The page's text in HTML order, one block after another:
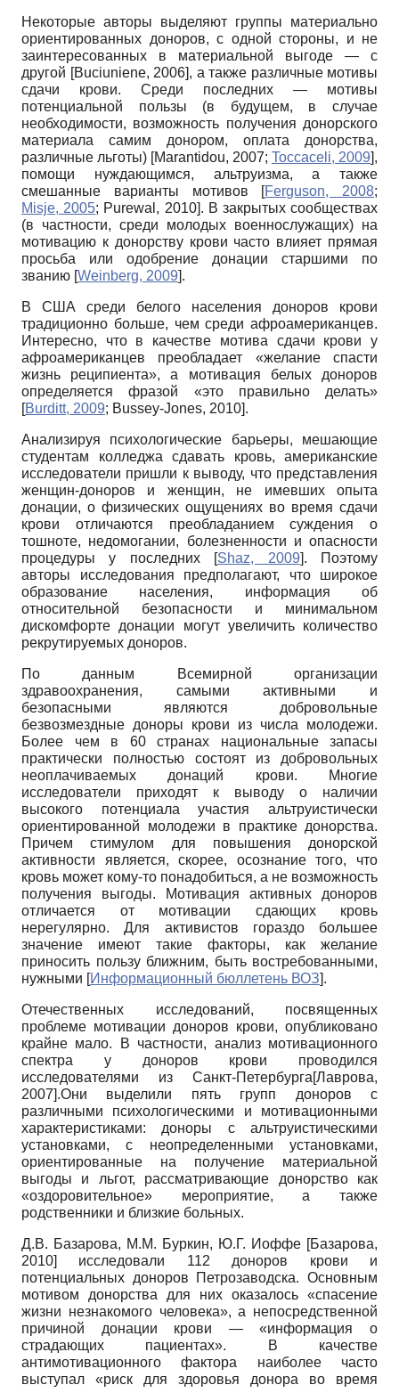
Некоторые авторы выделяют группы материально
ориентированных доноров, с одной стороны, и не
заинтересованных в материальной выгоде — с
другой [Buciuniene, 2006], а также различные мотивы
сдачи крови. Среди последних — мотивы
потенциальной пользы (в будущем, в случае
необходимости, возможность получения донорского
материала самим донором, оплата донорства,
различные льготы) [Marantidou, 2007; Toccaceli, 2009],
помощи нуждающимся, альтруизма, а также
смешанные варианты мотивов
[Ferguson, 2008;
Misje, 2005; Purewal, 2010]. В закрытых сообществах
(в частности, среди молодых военнослужащих) на
мотивацию к донорству крови часто влияет прямая
просьба или одобрение донации старшими по
званию [Weinberg, 2009].
В США среди белого населения доноров крови
традиционно больше, чем среди афроамериканцев.
Интересно, что в качестве мотива сдачи крови у
афроаме­риканцев преобладает «желание спасти
жизнь реципиента», а мотивация белых доноров
определяется фразой «это правильно делать»
[Burditt, 2009; Bussey-Jones, 2010].
Анализируя психологические барьеры, мешающие
студентам колледжа сдавать кровь, американские
исследователи пришли к выводу, что представления
женщин-доноров и женщин, не имевших опыта
донации, о физических ощущениях во время сдачи
крови отличаются преобладанием суждения о
тошноте, недомогании, болезненности и опасности
процедуры у последних
[Shaz, 2009]. Поэтому
авторы исследования предполагают, что широкое
образование населения, информация об
относительной безопасности и минимальном
дискомфорте донации могут увеличить количество
рекрутиру­емых доноров.
По данным Всемирной организации
здравоохранения, самыми активными и
безопасными являются добровольные
безвозмездные доноры крови из числа молодежи.
Более чем в 60 странах национальные запасы
практически полностью состоят из добровольных
неоплачиваемых донаций крови. Многие
исследователи приходят к выводу о наличии
высокого потенциала участия альтруистически
ориентированной молодежи в практике донорства.
Причем стимулом для повышения донорской
активности является, скорее, осознание того, что
кровь может кому-то понадобиться, а не возможность
получения выгоды. Мотивация активных доноров
отличается от мотивации сдающих кровь
нерегулярно. Для активистов гораздо большее
значение имеют такие факторы, как желание
приносить пользу ближним, быть востребованными,
нужными [Информационный бюллетень ВОЗ].
Отечественных исследований, посвященных
проблеме мотивации доноров крови, опубликовано
крайне мало. В частности, анализ мотивационного
спектра у доноров крови проводился
исследователями из Санкт-Петербурга[Лаврова,
2007].Они выделили пять групп доноров с
различными психологическими и моти­вационными
характеристиками: доноры с альтруистическими
установками, с неопределенными установками,
ориентированные на получение материальной
выгоды и льгот, рассматривающие донорство как
«оздоровительное» мероприятие, а также
родственники и близкие больных.
Д.В. Базарова, М.М. Буркин, Ю.Г. Иоффе [Базарова,
2010]
исследовали 112 доноров крови и
потенциальных доноров Петрозаводска. Основным
мотивом донорства для них оказалось «спасение
жизни незнакомого человека», а непосредственной
причиной донации крови — «информация о
страдающих пациентах». В качестве
антимотивационного фактора наиболее часто
выступал «риск для здоровья донора во время